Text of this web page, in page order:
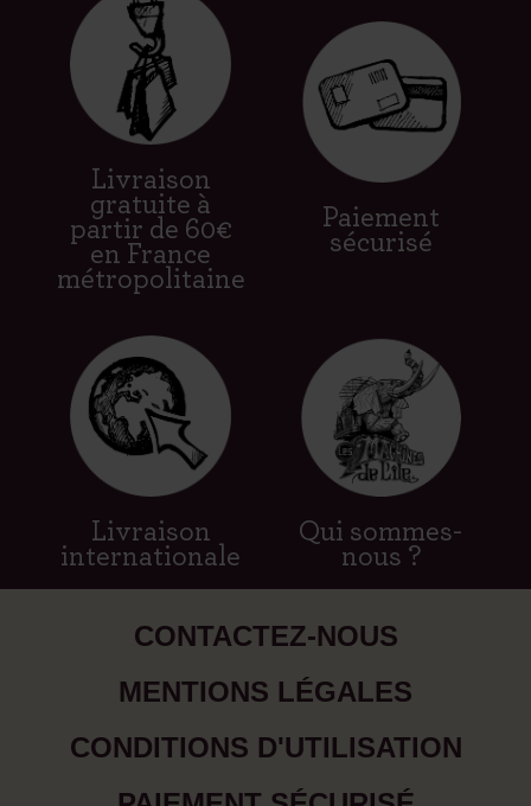
Livraison
gratuite à
partir de 60€
en France
métropolitaine
Paiement
sécurisé
Livraison
internationale
Qui sommes-
nous ?
CONTACTEZ-NOUS
MENTIONS LÉGALES
CONDITIONS D'UTILISATION